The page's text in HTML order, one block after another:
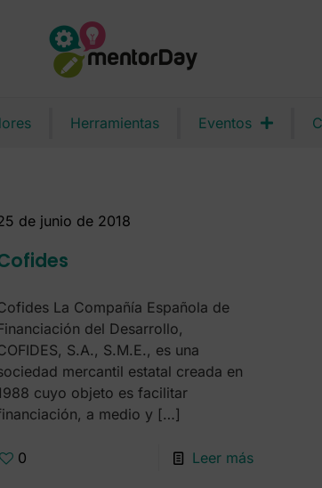
Herramientas Eventos
de junio de 2018
La Compañía Española de
del Desarrollo,
S.A., S.M.E., es una
mercantil estatal creada en
cuyo objeto es facilitar
a medio y […]
0 Leer más